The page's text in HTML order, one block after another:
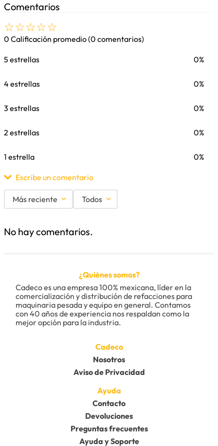
Comentarios
☆☆☆☆☆
0 Calificación promedio(0 comentarios)
5 estrellas 0%
4 estrellas 0%
3 estrellas 0%
2 estrellas 0%
1 estrella 0%
Escribe un comentario
Título
Califica el producto de 1 a 5 estrellas
★★★★★
Tu nombre
Escribe un comentario
Más reciente Todos
No hay comentarios.
¿Quiénes somos?
Cadeco es una empresa 100% mexicana, líder en la
comercialización y distribución de refacciones para
maquinaria pesada y equipo en general. Contamos
con 40 años de experiencia nos respaldan como la
mejor opción para la industria.
Cadeco
Nosotros
Aviso de Privacidad
Ayuda
Contacto
Devoluciones
Preguntas frecuentes
Ayuda y Soporte